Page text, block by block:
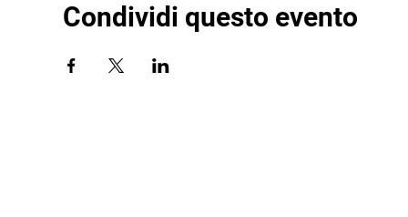
Condividi questo evento